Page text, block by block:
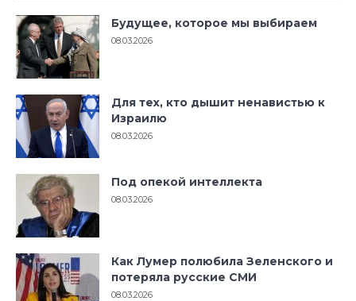
Будущее, которое мы выбираем
08.03.2026
Для тех, кто дышит ненавистью к
Израилю
08.03.2026
Под опекой интеллекта
08.03.2026
Как Лумер полюбила Зеленского и
потеряла русские СМИ
08.03.2026